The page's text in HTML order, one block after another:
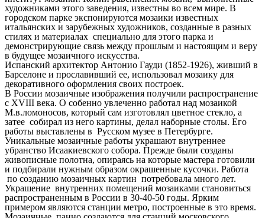
художниками этого заведения, известны во всем мире. В
городском парке экспонируются мозаики известных
итальянских и зарубежных художников, созданные в разных
стилях и материалах специально для этого парка и
демонстрирующие связь между прошлым и настоящим и веру
в будущее мозаичного искусства.
Испанский архитектор Антонио Гауди (1852-1926), живший в
Барселоне и прославивший ее, использовал мозаику для
декоративного оформления своих построек.
В России мозаичные изображения получили распространение
с XVIII века. О собенно увлеченно работал над мозаикой
М.в.ломоносов, который сам изготовлял цветное стекло, а
затее собирал из него картины, делал наборные столы. Его
работы выставлены в Русском музее в Петербурге.
Уникальные мозаичные работы украшают внутреннее
убранство Исаакиевского собора. Прежде были созданы
живописные полотна, опираясь на которые мастера готовили
и подбирали нужным образом окрашенные кусочки. Работа
по созданию мозаичных картин потребовала много лет.
Украшение внутренних помещений мозаиками становиться
распространенным в России в 30-40-50 годы. Ярким
примером являются станции метро, построенные в это время.